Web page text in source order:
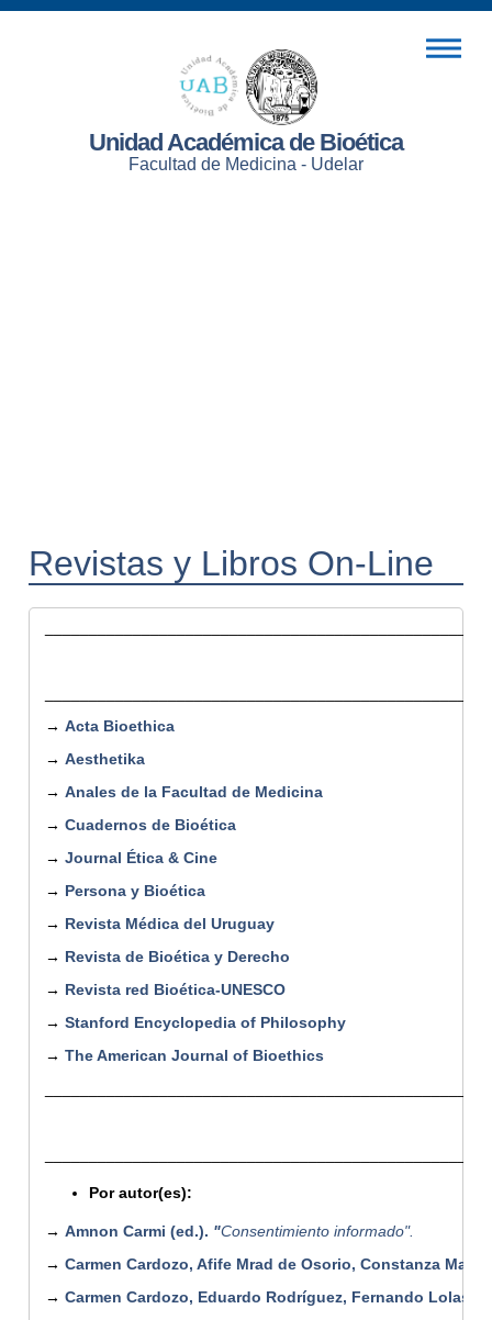
Unidad Académica de Bioética
Facultad de Medicina - Udelar
Revistas y Libros On-Line
→Acta Bioethica
→Aesthetika
→Anales de la Facultad de Medicina
→Cuadernos de Bioética
→Journal Ética & Cine
→ Persona y Bioética
→ Revista Médica del Uruguay
→ Revista de Bioética y Derecho
→ Revista red Bioética-UNESCO
→Stanford Encyclopedia of Philosophy
→The American Journal of Bioethics
Por autor(es):
→Amnon Carmi (ed.). "Consentimiento informado".
→Carmen Cardozo, Afife Mrad de Osorio, Constanza
→Carmen Cardozo, Eduardo Rodríguez, Fernando Lolas y